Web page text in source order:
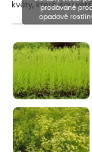
květy, které jsou
prodávané
opadavé
Rostliny mohou